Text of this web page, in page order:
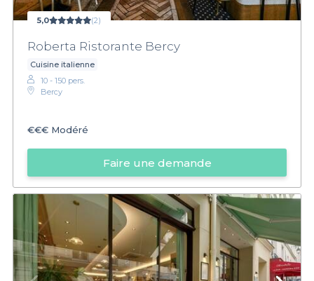
5,0 (2)
Roberta Ristorante Bercy
Cuisine italienne
10 - 150 pers.
Bercy
€€€ Modéré
Faire une demande